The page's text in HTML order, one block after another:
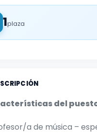
1plaza
del
a de música –